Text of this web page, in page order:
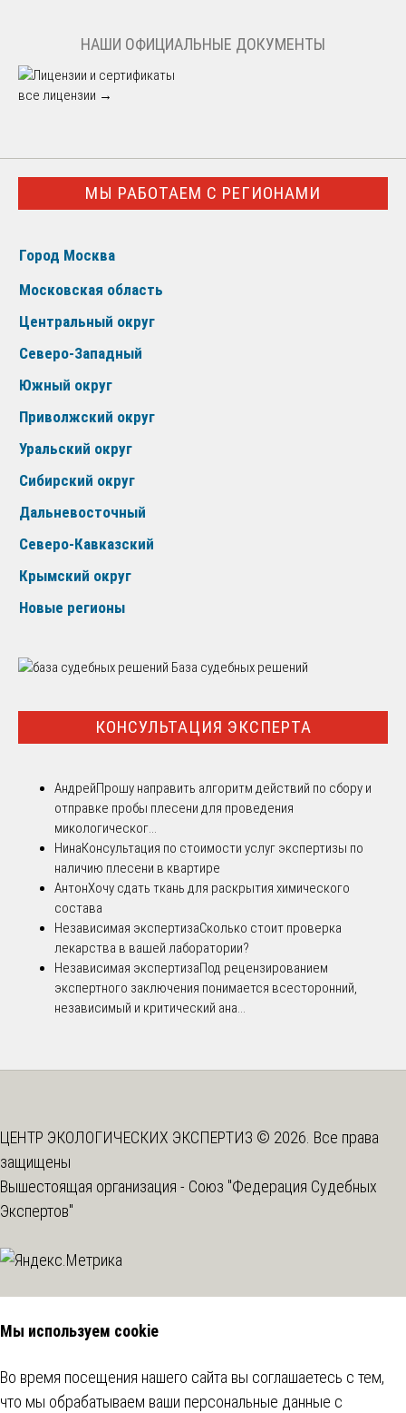
НАШИ ОФИЦИАЛЬНЫЕ ДОКУМЕНТЫ
все лицензии →
МЫ РАБОТАЕМ С РЕГИОНАМИ
Город Москва
Московская область
Центральный округ
Северо-Западный
Южный округ
Приволжский округ
Уральский округ
Сибирский округ
Дальневосточный
Северо-Кавказский
Крымский округ
Новые регионы
База судебных решений
КОНСУЛЬТАЦИЯ ЭКСПЕРТА
АндрейПрошу направить алгоритм действий по сбору и
отправке пробы плесени для проведения
микологическог...
НинаКонсультация по стоимости услуг экспертизы по
наличию плесени в квартире
АнтонХочу сдать ткань для раскрытия химического
состава
Независимая экспертизаСколько стоит проверка
лекарства в вашей лаборатории?
Независимая экспертизаПод рецензированием
экспертного заключения понимается всесторонний,
независимый и критический ана...
ЦЕНТР ЭКОЛОГИЧЕСКИХ ЭКСПЕРТИЗ © 2026. Все права
защищены
Вышестоящая организация - Союз "Федерация Судебных
Экспертов"
Мы используем cookie
Во время посещения нашего сайта вы соглашаетесь с тем,
что мы обрабатываем ваши персональные данные с